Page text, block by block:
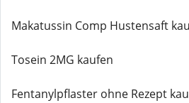
Makatussin Comp Hustensaft
Tosein 2MG kaufen
Fentanylpflaster ohne Rezept